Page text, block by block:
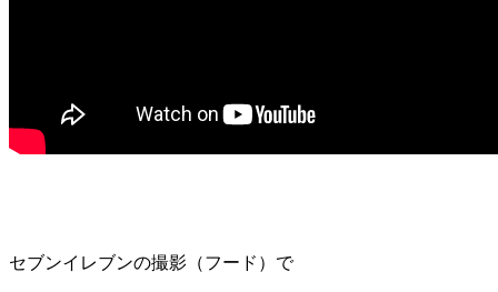
セブンイレブンの撮影（フード）で